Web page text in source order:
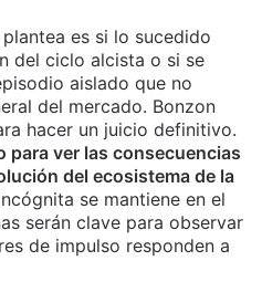
es si lo sucedido
del ciclo alcista o si se
aislado que no
del mercado. Bonzon
hacer un juicio definitivo.
para ver las consecuencias
del ecosistema de la
se mantiene en el
serán clave para observar
de impulso responden a